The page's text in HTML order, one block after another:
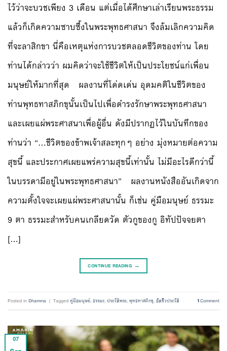
ไว้ว่าจะบวชเพียง 3 เดือน แต่เมื่อได้ศึกษาเล่าเรียนพระธรรม
แล้วก็เกิดความซาบซึ้งในพระพุทธศาสนา จึงล้มเลิกความคิด
ที่จะลาสิกขา นี่คือเหตุแห่งการบวชตลอดชีวิตของท่าน โดย
ท่านได้กล่าวว่า ผมคิดว่าจะใช้ชีวิตให้เป็นประโยชน์แก่เพื่อน
มนุษย์ให้มากที่สุด ผลงานที่โด่ดเด่น อุดมคติในชีวิตของ
ท่านพุทธทาสภิกขุนั้นเป็นไปเพื่อดำรงรักษาพระพุทธศาสนา
และเผยแผ่พระศาสนาเพื่อผู้อื่น ดังมีปรากฏไว้ในบันทึกของ
ท่านว่า “…ชีวิตของข้าพเจ้าสละทุกๆ อย่าง มุ่งหมายต่อความ
สุขนี้ และประกาศเผยแพร่ความสุขนี้เท่านั้น ไม่มีอะไรดีกว่านี้
ในบรรดามีอยู่ในพระพุทธศาสนา” ผลงานหนังสืออันเกิดจาก
ความตั้งใจจะเผยแผ่พระศาสนานั้น ก็เช่น คู่มือมนุษย์ ธรรมะ
9 ตา ธรรมะสำหรับคนเกลียดวัด ตัวกูของกู อิทัปปัจจยตา
[…]
CONTINUE READING →
Posted inDhamma | Tagged คู่มือมนุษย์,ธรรมะ,ประวัติพระ,พุทธทาสภิกขุ,อัตชีวประวัติ 1Comment
07